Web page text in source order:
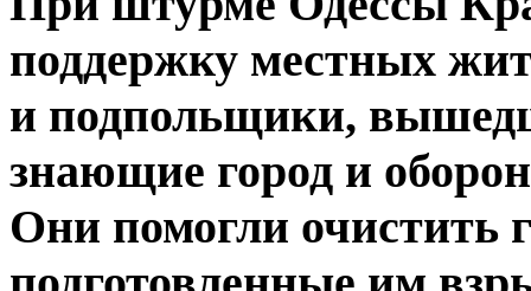
поддержку местных
и подпольщики,
знающие город и
Они помогли очистить